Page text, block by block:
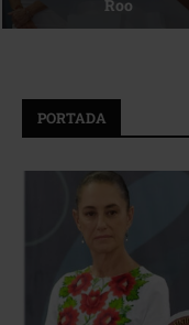
Reconocimiento de
PORTADA